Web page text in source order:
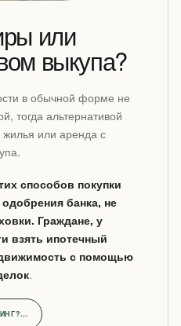
или
выкупа?
в обычной форме не
тогда альтернативой
жилья или аренда с
способов покупки
банка, не
Граждане, у
взять ипотечный
с помощью
.